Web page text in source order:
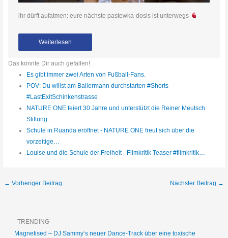
ihr dürft aufatmen: eure nächste pastewka-dosis ist unterwegs
Weiterlesen
Das könnte Dir auch gefallen!
Es gibt immer zwei Arten von Fußball-Fans.
POV: Du willst am Ballermann durchstarten #Shorts
#LastExitSchinkenstrasse
NATURE ONE feiert 30 Jahre und unterstützt die Reiner Meutsch
Stiftung…
Schule in Ruanda eröffnet - NATURE ONE freut sich über die
vorzeitige…
Louise und die Schule der Freiheit - Filmkritik Teaser #filmkritik…
← Vorheriger Beitrag Nächster Beitrag →
TRENDING
Magnetised – DJ Sammy‘s neuer Dance-Track über eine toxische